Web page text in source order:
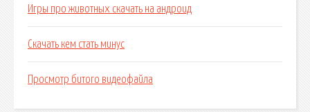
Игры про животных скачать на андроид
Скачать кем стать минус
Просмотр битого видеофайла